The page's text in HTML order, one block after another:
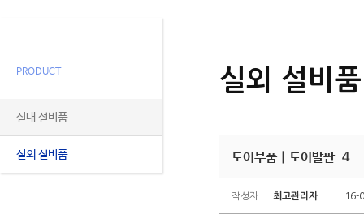
PRODUCT
실내 설비품
실외 설비품
실외 설비품
도어부품 | 도어발판-4
작성자 최고관리자 16-